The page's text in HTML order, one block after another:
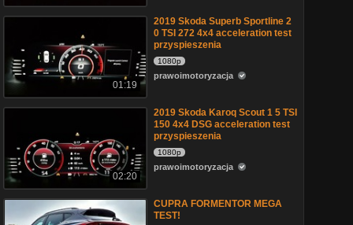
01:19
2019 Skoda Superb Sportline 2
0 TSI 272 4x4 acceleration test
przyspieszenia
1080p
prawoimotoryzacja
02:20
2019 Skoda Karoq Scout 1 5 TSI
150 4x4 DSG acceleration test
przyspieszenia
1080p
prawoimotoryzacja
CUPRA FORMENTOR MEGA
TEST!